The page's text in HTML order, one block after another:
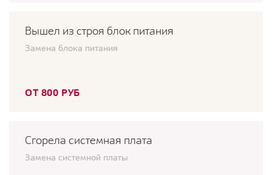
Вышел из строя блок питания
Замена блока питания
ОТ 800 РУБ
Сгорела системная плата
Замена системной платы